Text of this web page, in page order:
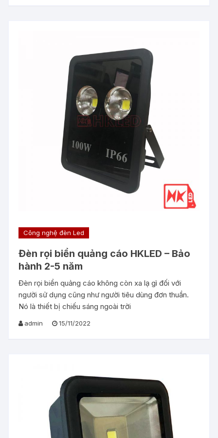
Công nghệ đèn Led
Đèn rọi biển quảng cáo HKLED – Bảo
hành 2-5 năm
Đèn rọi biển quảng cáo không còn xa lạ gì đối với
người sử dụng cũng như người tiêu dùng đơn thuần.
Nó là thiết bị chiếu sáng ngoài trời
admin 15/11/2022